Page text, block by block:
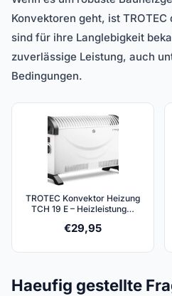
Konvektoren geht, ist
sind für ihre Langlebigkeit
zuverlässige Leistung, auch
Bedingungen.
TROTEC Konvektor Heizung
TCH 19 E – Heizleistung…
€29,95
Haeufig gestellte